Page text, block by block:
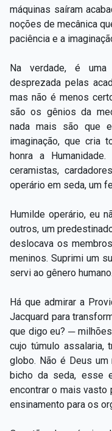
máquinas saíram
noções de mecânica
paciência e a
Na verdade, é uma
desprezada pelas
mas não é menos
são os gênios da
nada mais são que
imaginação, que cria
honra a
ceramistas,
operário em seda, um
Humilde operário, eu
outros, um
deslocava os
meninos. Suprimi um
servi ao gênero humano.
Há que admirar a
Jacquard para
que digo eu? ─
cujo túmulo assalaria,
globo. Não é Deus um
bicho da seda, esse
encontrar o mais vasto
ensinamento para os